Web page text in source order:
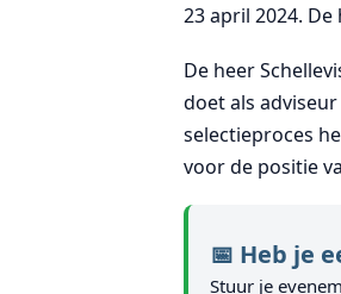
23 april 2024.
De heer
doet als
selectieproces
voor de positie
📅 Heb je
Stuur je